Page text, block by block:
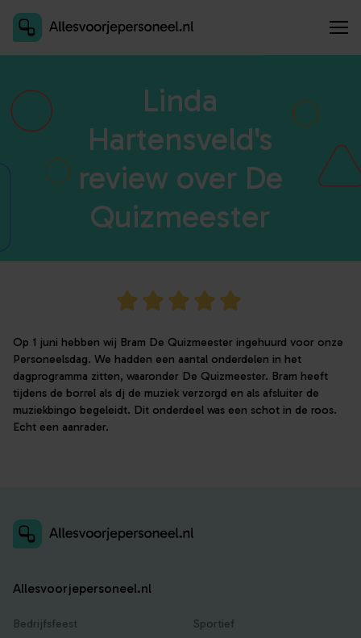
Linda
Hartensveld's
review over De
Quizmeester
Op 1 juni hebben wij Bram De Quizmeester ingehuurd voor onze
Personeelsdag. We hadden een aantal onderdelen in het
dagprogramma zitten, waaronder De Quizmeester. Bram heeft
tijdens de borrel als dj de muziek verzorgd en als afsluiter de
muziekbingo begeleidt. Dit onderdeel was een schot in de roos.
Echt een aanrader.
Allesvoorjepersoneel.nl
Bedrijfsfeest
Sportief